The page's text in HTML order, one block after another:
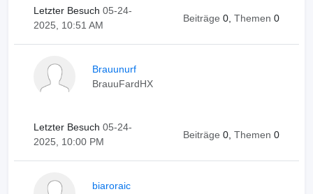
Letzter Besuch 05-24-
2025, 10:51 AM
Beiträge 0, Themen 0
Brauunurf
BrauuFardHX
Letzter Besuch 05-24-
2025, 10:00 PM
Beiträge 0, Themen 0
biaroraic